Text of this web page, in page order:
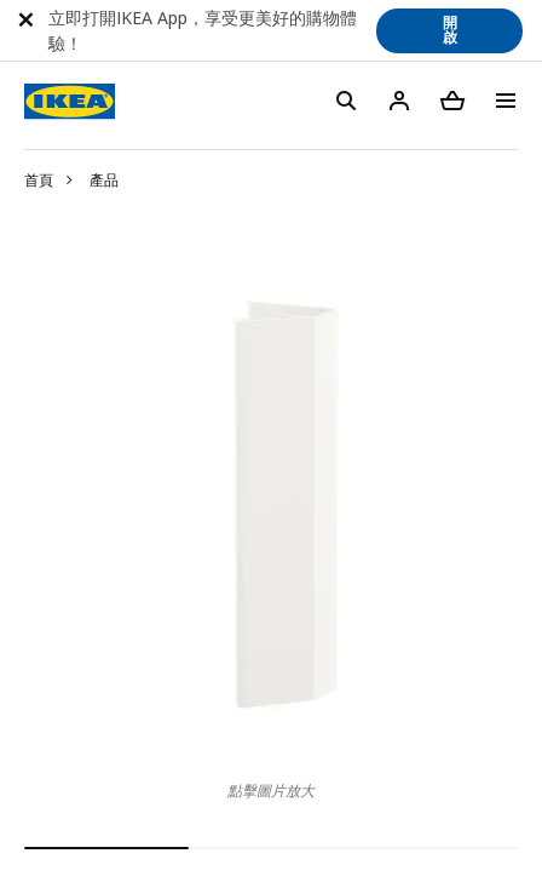
首頁 產品
點擊圖片放大
立即打開IKEA App，享受更美好的購物體
驗！
開
啟